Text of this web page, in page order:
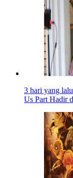
3 hari yang lalu
Us Part Hadir